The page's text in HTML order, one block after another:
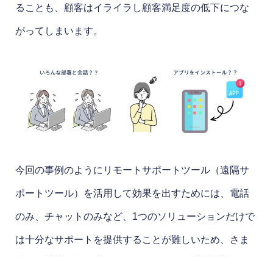
ることも、顧客はイライラし顧客満足度の低下につな
がってしまいます。
今回の事例のようにリモートサポートツール（遠隔サ
ポートツール）を活用して効果を出すためには、電話
のみ、チャットのみなど、1つのソリューションだけで
は十分なサポートを提供することが難しいため、さま